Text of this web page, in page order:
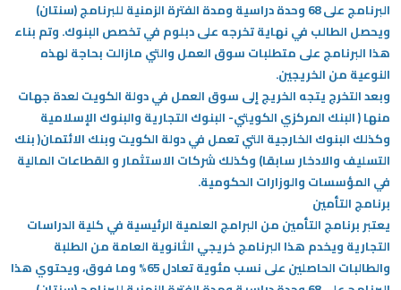
قارئ
الشاشة
لمساعدتك
على
التنقل
والتفاعل
مع
المحتوى.
البرنامج على 68 وحدة دراسية ومدة الفترة الزمنية للبرنامج (سنتان)
ويحصل الطالب في نهاية تخرجه على دبلوم في تخصص البنوك. وتم بناء
هذا البرنامج على متطلبات سوق العمل والتي مازالت بحاجة لهذه
النوعية من الخريجين.
وبعد التخرج يتجه الخريج إلى سوق العمل في دولة الكويت لعدة جهات
منها ( البنك المركزي الكويتي- البنوك التجارية والبنوك الإسلامية
وكذلك البنوك الخارجية التي تعمل في دولة الكويت وبنك الائتمان( بنك
التسليف والادخار سابقا) وكذلك شركات الاستثمار و القطاعات المالية
في المؤسسات والوزارات الحكومية.
برنامج التأمين
يعتبر برنامج التأمين من البرامج العلمية الرئيسية في كلية الدراسات
التجارية ويخدم هذا البرنامج خريجي الثانوية العامة من الطلبة
والطالبات الحاصلين على نسب مئوية تعادل 65% وما فوق، ويحتوي هذا